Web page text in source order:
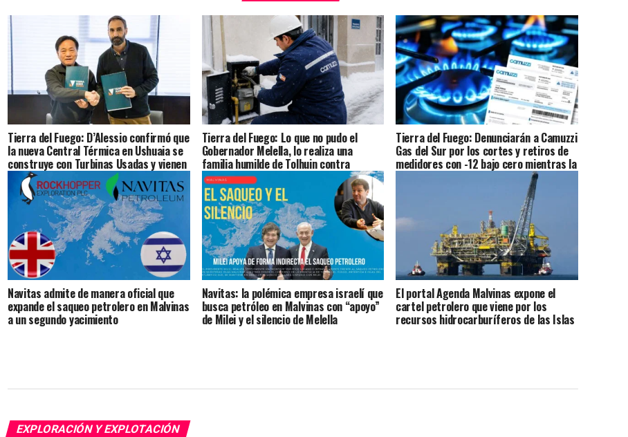
Tierra del Fuego: D’Alessio confirmó que
la nueva Central Térmica en Ushuaia se
construye con Turbinas Usadas y vienen
de la provincia China de Shaanxi.
Tierra del Fuego: Lo que no pudo el
Gobernador Melella, lo realiza una
familia humilde de Tolhuin contra
Camuzzi
Tierra del Fuego: Denunciarán a Camuzzi
Gas del Sur por los cortes y retiros de
medidores con -12 bajo cero mientras la
provincia hace silencio por la deuda de
Navitas admite de manera oficial que
expande el saqueo petrolero en Malvinas
a un segundo yacimiento
Navitas: la polémica empresa israelí que
busca petróleo en Malvinas con “apoyo”
de Milei y el silencio de Melella
El portal Agenda Malvinas expone el
cartel petrolero que viene por los
recursos hidrocarburíferos de las Islas
EXPLORACIÓN Y EXPLOTACIÓN